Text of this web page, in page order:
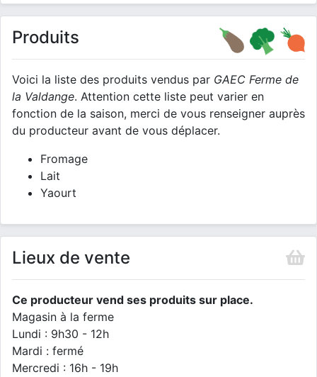
Produits
Voici la liste des produits vendus par GAEC Ferme de
la Valdange. Attention cette liste peut varier en
fonction de la saison, merci de vous renseigner auprès
du producteur avant de vous déplacer.
Fromage
Lait
Yaourt
Lieux de vente
Ce producteur vend ses produits sur place.
Magasin à la ferme
Lundi : 9h30 - 12h
Mardi : fermé
Mercredi : 16h - 19h